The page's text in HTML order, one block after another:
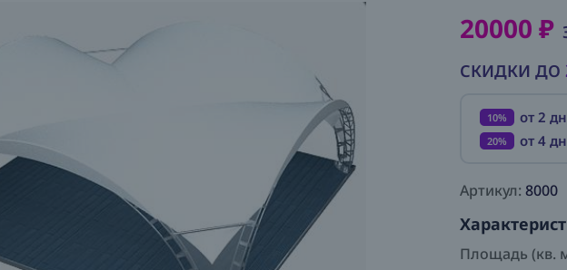
20000 ₽
СКИДКИ ДО
10% от 2
20% от 4
Артикул: 8000
Площадь (кв.